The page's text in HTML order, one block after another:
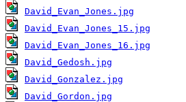
David_Evan_Jones.jpg
David_Evan_Jones_15.jpg
David_Evan_Jones_16.jpg
David_Gedosh.jpg
David_Gonzalez.jpg
David_Gordon.jpg